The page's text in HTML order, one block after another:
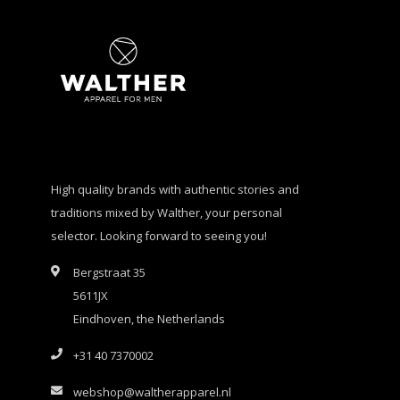
High quality brands with authentic stories and
traditions mixed by Walther, your personal
selector. Looking forward to seeing you!
Bergstraat 35
5611JX
Eindhoven, the Netherlands
+31 40 7370002
webshop@waltherapparel.nl